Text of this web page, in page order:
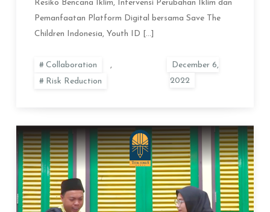
Resiko Bencana Iklim, Intervensi Perubahan Iklim dan
Pemanfaatan Platform Digital bersama Save The
Children Indonesia, Youth ID […]
Collaboration
,
Risk Reduction